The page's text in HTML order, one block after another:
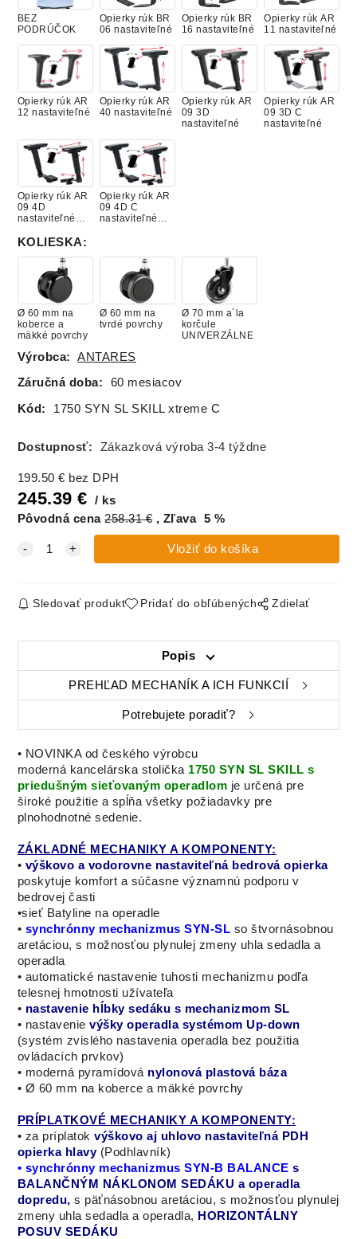
YS072 Solano
(Xtreme)
YS168 Tortuga
(Xtreme)
YS076 Lobster
(Xtreme)
YS105 Belize
(Xtreme)
YS079 Panama
(Xtreme)
YS101 Diablo
(Xtreme)
YS102
Bridgetown
(Xtreme)
YS030 Tobago
(Xtreme)
YS136 Tokara
(Xtreme)
YS084 Tarot
(Xtreme)
DX03 (DeLuxe) DX04 (DeLuxe) DX05 (DeLuxe)
DX07 (DeLuxe) DX08 (DeLuxe)
DX15 (DeLuxe) DX16 (DeLuxe)
DX23 (DeLuxe) DX24 (DeLuxe) DX25 (DeLuxe) DX26 (DeLuxe)
DX28 (DeLuxe) DX29 (DeLuxe)
DX31 (DeLuxe) DX32 (DeLuxe) DX33 (DeLuxe)
BEZ
PODRÚČOK
Opierky rúk BR
06 nastaviteľné
Opierky rúk BR
16 nastaviteľné
Opierky rúk AR
11 nastaviteľné
Opierky rúk AR
12 nastaviteľné
Opierky rúk AR
40 nastaviteľné
Opierky rúk AR
09 3D
nastaviteľné
Opierky rúk AR
09 3D C
nastaviteľné
Opierky rúk AR
09 4D
nastaviteľné
Opierky rúk AR
09 4D C
nastaviteľné
KOLIESKA:
Ø 60 mm na
koberce a
mäkké povrchy
Ø 60 mm na
tvrdé povrchy
Ø 70 mm a´la
korčule
UNIVERZÁLNE
Výrobca: ANTARES
Záručná doba: 60 mesiacov
Kód: 1750 SYN SL SKILL xtreme C
Dostupnosť: Zákazková výroba 3-4 týždne
199.50 € bez DPH
245.39 €
ks
Pôvodná cena 258.31€ Zľava 5 %
Sledovať produkt Pridať do obľúbených Zdielať
Popis
PREHĽAD MECHANÍK A ICH FUNKCIÍ
Potrebujete poradiť?
• NOVINKA od českého výrobcu
moderná kancelárska stolička 1750 SYN SL SKILL s
priedušným sieťovaným operadlom je určená pre
široké použitie a spĺňa všetky požiadavky pre
plnohodnotné sedenie.
ZÁKLADNÉ MECHANIKY A KOMPONENTY:
• výškovo a vodorovne nastaviteľná bedrová opierka
poskytuje komfort a súčasne významnú podporu v
bedrovej časti
•sieť Batyline na operadle
• synchrónny mechanizmus SYN-SL so štvornásobnou
aretáciou, s možnosťou plynulej zmeny uhla sedadla a
operadla
• automatické nastavenie tuhosti mechanizmu podľa
telesnej hmotnosti užívateľa
• nastavenie hĺbky sedáku s mechanizmom SL
• nastavenie výšky operadla systémom Up-down
(systém zvislého nastavenia operadla bez použitia
ovládacích prvkov)
• moderná pyramídová nylonová plastová báza
• Ø 60 mm na koberce a mäkké povrchy
PRÍPLATKOVÉ MECHANIKY A KOMPONENTY:
• za príplatok výškovo aj uhlovo nastaviteľná PDH
opierka hlavy(Podhlavník)
• synchrónny mechanizmus SYN-B BALANCEs
BALANČNÝM NÁKLONOM SEDÁKU a operadla
dopredu, s päťnásobnou aretáciou, s možnosťou plynulej
zmeny uhla sedadla a operadla, HORIZONTÁLNY
POSUV SEDÁKU